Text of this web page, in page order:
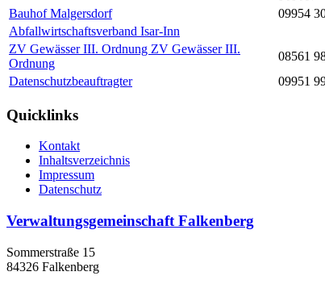
Bauhof Malgersdorf
09954
Abfallwirtschaftsverband Isar-Inn
ZV Gewässer III. Ordnung ZV Gewässer III.
Ordnung
08561
Datenschutzbeauftragter
09951
Quicklinks
Kontakt
Inhaltsverzeichnis
Impressum
Datenschutz
Verwaltungsgemeinschaft Falkenberg
Sommerstraße 15
84326 Falkenberg